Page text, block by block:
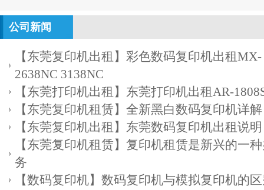
公司新闻
【东莞复印机出租】彩色数码复印机出租MX-
2638NC 3138NC
【东莞打印机出租】东莞打印机出租AR-
【东莞复印机租赁】全新黑白数码复印机详解
【东莞复印机出租】东莞数码复印机出租说明
【东莞复印机租赁】复印机租赁是新兴的一
务
【数码复印机】数码复印机与模拟复印机的